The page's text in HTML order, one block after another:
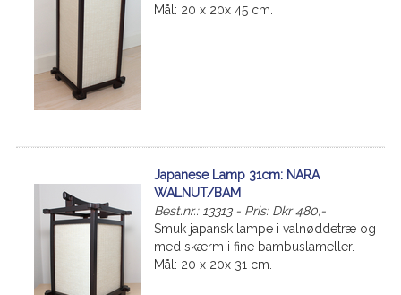
Mål: 20 x 20x 45 cm.
Japanese Lamp 31cm: NARA
WALNUT/BAM
Best.nr.: 13313 - Pris: Dkr 480,-
Smuk japansk lampe i valnøddetræ og
med skærm i fine bambuslameller.
Mål: 20 x 20x 31 cm.